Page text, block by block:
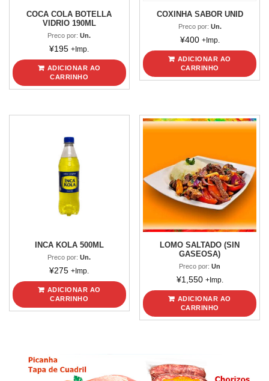
COCA COLA BOTELLA
VIDRIO 190ML
Preco por:Un.
¥195 +Imp.
ADICIONAR AO
CARRINHO
COXINHA SABOR UNID
Preco por: Un.
¥400 +Imp.
ADICIONAR AO
CARRINHO
INCA KOLA 500ML
Preco por:Un.
¥275 +Imp.
ADICIONAR AO
CARRINHO
LOMO SALTADO (SIN
GASEOSA)
Preco por:Un
¥1,550 +Imp.
ADICIONAR AO
CARRINHO